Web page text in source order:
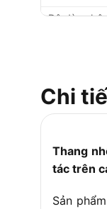
Độ dày
Chi
Thang
tác trên
Sản